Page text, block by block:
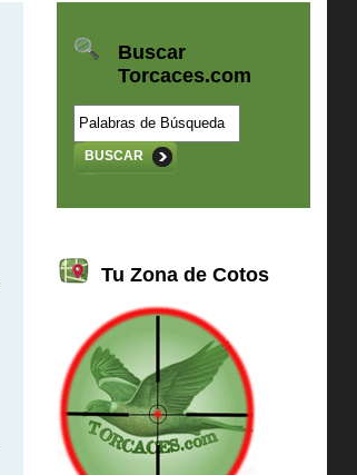
Buscar
Torcaces.com
BUSCAR
Tu Zona de Cotos